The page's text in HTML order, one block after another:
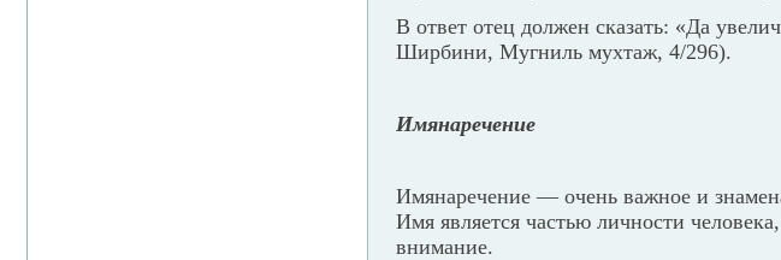
В ответ отец должен сказать: «Да
Ширбини, Мугниль мухтаж, 4/296).
Имянаречение
Имянаречение — очень важное и
Имя является частью личности
внимание.